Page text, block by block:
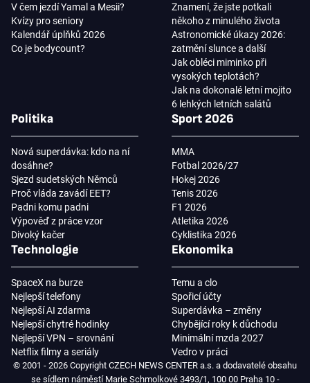
V čem jezdí Yamal a Mesii?
Kvízy pro seniory
Kalendář úplňků 2026
Co je bodycount?
Znamení, že jste potkali
někoho z minulého života
Astronomické úkazy 2026:
zatmění slunce a další
Jak obléci miminko při
vysokých teplotách?
Jak na dokonalé letní mojito
6 lehkých letních salátů
Politika
Nová superdávka: kdo na ní
dosáhne?
Sjezd sudetských Němců
Proč vláda zavádí EET?
Padni komu padni
Výpověď z práce vzor
Divoký kačer
Sport 2026
MMA
Fotbal 2026/27
Hokej 2026
Tenis 2026
F1 2026
Atletika 2026
Cyklistika 2026
Technologie
SpaceX na burze
Nejlepší telefony
Nejlepší AI zdarma
Nejlepší chytré hodinky
Nejlepší VPN – srovnání
Netflix filmy a seriály
Ekonomika
Temu a clo
Spořicí účty
Superdávka – změny
Chybějící roky k důchodu
Minimální mzda 2027
Vedro v práci
© 2001 - 2026 Copyright CZECH NEWS CENTER a.s. a dodavatelé obsahu
se sídlem náměstí Marie Schmolkové 3493/1, 100 00 Praha 10 -